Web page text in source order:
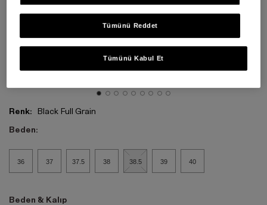
Renk: Black Full Grain
Beden:
36 37 37.5 38 38.5 39 40
Beden & Kalıp
Tümünü Reddet
Tümünü Kabul Et